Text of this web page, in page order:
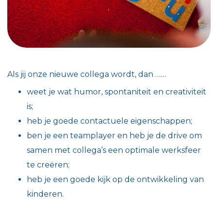
Als jij onze nieuwe collega wordt, dan ……
weet je wat humor, spontaniteit en creativiteit
is;
heb je goede contactuele eigenschappen;
ben je een teamplayer en heb je de drive om
samen met collega’s een optimale werksfeer
te creëren;
heb je een goede kijk op de ontwikkeling van
kinderen.